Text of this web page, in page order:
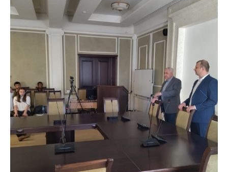
Видео
Анкеты и опросы
Контакты для СМИ